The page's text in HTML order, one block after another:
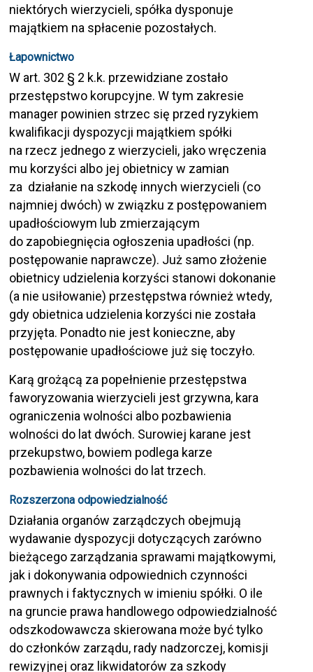
niektórych wierzycieli, spółka dysponuje
majątkiem na spłacenie pozostałych.
Łapownictwo
W art. 302 § 2 k.k. przewidziane zostało
przestępstwo korupcyjne. W tym zakresie
manager powinien strzec się przed ryzykiem
kwalifikacji dyspozycji majątkiem spółki
na rzecz jednego z wierzycieli, jako wręczenia
mu korzyści albo jej obietnicy w zamian
za działanie na szkodę innych wierzycieli (co
najmniej dwóch) w związku z postępowaniem
upadłościowym lub zmierzającym
do zapobiegnięcia ogłoszenia upadłości (np.
postępowanie naprawcze). Już samo złożenie
obietnicy udzielenia korzyści stanowi dokonanie
(a nie usiłowanie) przestępstwa również wtedy,
gdy obietnica udzielenia korzyści nie została
przyjęta. Ponadto nie jest konieczne, aby
postępowanie upadłościowe już się toczyło.
Karą grożącą za popełnienie przestępstwa
faworyzowania wierzycieli jest grzywna, kara
ograniczenia wolności albo pozbawienia
wolności do lat dwóch. Surowiej karane jest
przekupstwo, bowiem podlega karze
pozbawienia wolności do lat trzech.
Rozszerzona odpowiedzialność
Działania organów zarządczych obejmują
wydawanie dyspozycji dotyczących zarówno
bieżącego zarządzania sprawami majątkowymi,
jak i dokonywania odpowiednich czynności
prawnych i faktycznych w imieniu spółki. O ile
na gruncie prawa handlowego odpowiedzialność
odszkodowawcza skierowana może być tylko
do członków zarządu, rady nadzorczej, komisji
rewizyjnej oraz likwidatorów za szkody